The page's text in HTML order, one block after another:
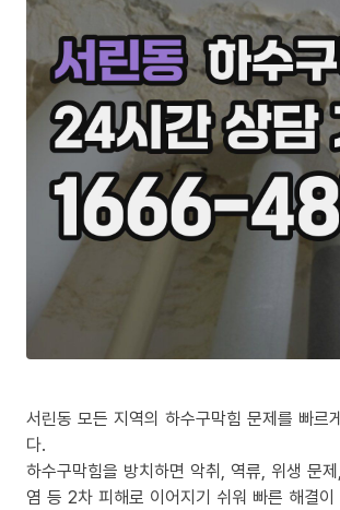
서린동 모든 지역의 하수구막힘 문제를 빠르
다.
하수구막힘을 방치하면 악취, 역류, 위생 문
염 등 2차 피해로 이어지기 쉬워 빠른 해결